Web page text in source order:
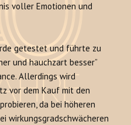
voller Emotionen und
getestet und führte zu
und hauchzart besser”
Allerdings wird
vor dem Kauf mit den
da bei höheren
wirkungsgradschwächeren